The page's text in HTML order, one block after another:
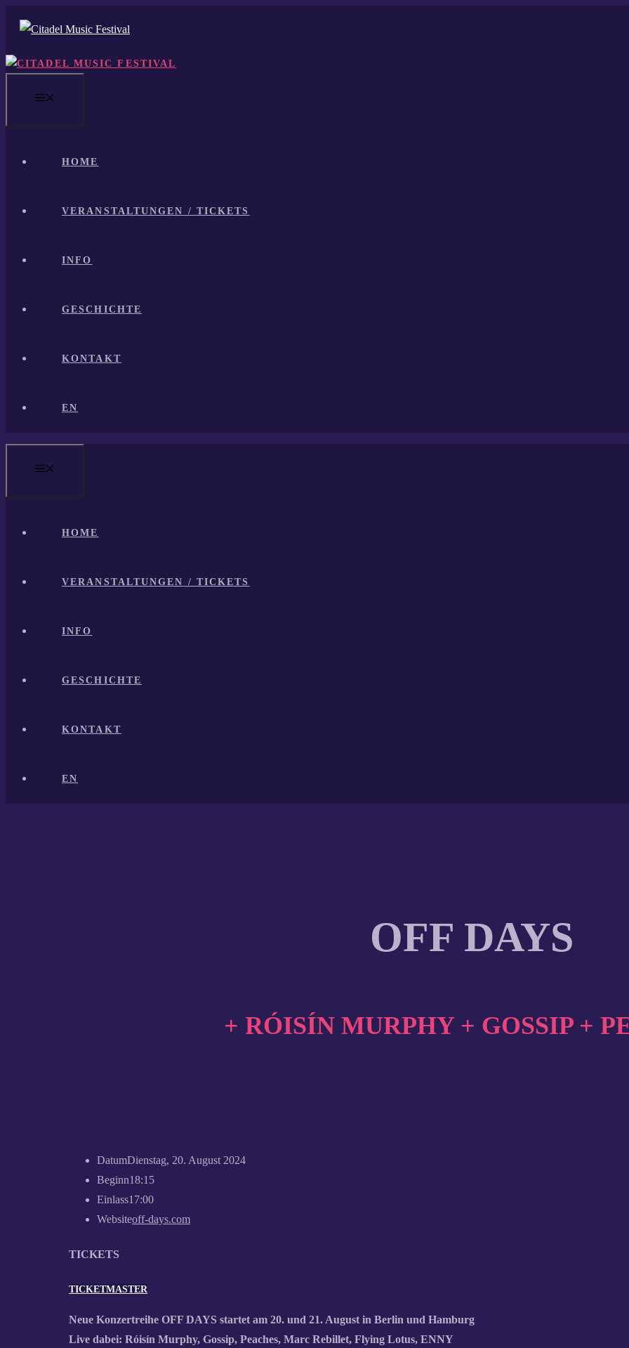
Inhalt
springen
HOME
VERANSTALTUNGEN / TICKETS
INFO
GESCHICHTE
KONTAKT
EN
HOME
VERANSTALTUNGEN / TICKETS
INFO
GESCHICHTE
KONTAKT
EN
OFF DAYS
+ RÓISÍN MURPHY + GOSSIP +
DatumDienstag, 20. August 2024
Beginn18:15
Einlass17:00
Websiteoff-days.com
TICKETS
TICKETMASTER
Neue Konzertreihe OFF DAYS startet am 20. und 21. August in Berlin und Hamburg
Live dabei: Róisín Murphy, Gossip, Peaches, Marc Rebillet, Flying Lotus, ENNY